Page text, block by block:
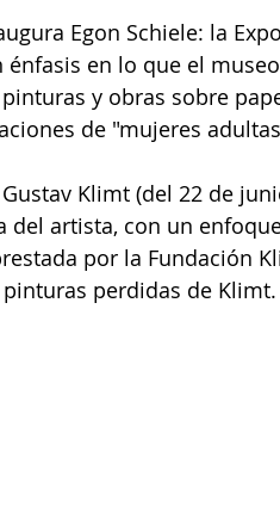
Egon Schiele: la
en lo que el
y obras sobre
de "mujeres
Klimt (del 22 de
artista, con un
por la Fundación
perdidas de Klimt.